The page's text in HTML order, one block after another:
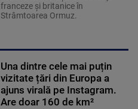
franceze şi britanice în
Strâmtoarea Ormuz.
Una dintre cele mai puțin
vizitate țări din Europa a
ajuns virală pe Instagram.
Are doar 160 de km²